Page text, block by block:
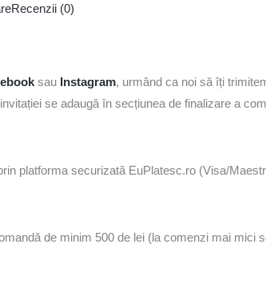
Recenzii (0)
sau Instagram, urmând ca noi să îți
se adaugă în secțiunea de finalizare a
platforma securizată EuPlatesc.ro (Visa/
de minim 500 de lei (la comenzi mai mici